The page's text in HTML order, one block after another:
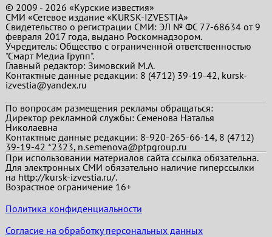
© 2009 - 2026 «Курские известия»
СМИ «Сетевое издание «KURSK-IZVESTIA»
Свидетельство о регистрации СМИ: ЭЛ № ФС 77-68634 от 9
февраля 2017 года, выдано Роскомнадзором.
Учредитель: Общество с ограниченной ответственностью
"Смарт Медиа Групп".
Главный редактор:Зимовский М.А.
Контактные данные редакции: 8 (4712) 39-19-42, kursk-
izvestia@yandex.ru
По вопросам размещения рекламы обращаться:
Директор рекламной службы: Семенова Наталья
Николаевна
Контактные данные редакции: 8-920-265-66-14, 8 (4712)
39-19-42 *2323, n.semenova@ptpgroup.ru
При использовании материалов сайта ссылка обязательна.
Для электронных СМИ обязательно наличие гиперссылки
на http://kursk-izvestia.ru/.
Возрастное ограничение 16+
Политика конфиденциальности
Согласие на обработку персональных данных